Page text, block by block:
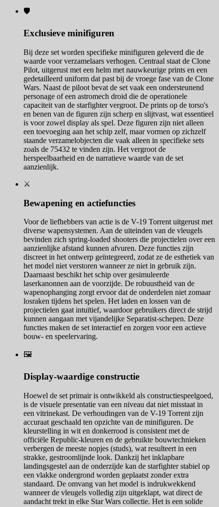
🛡️
Exclusieve minifiguren
Bij deze set worden specifieke minifiguren geleverd die de
waarde voor verzamelaars verhogen. Centraal staat de Clone
Pilot, uitgerust met een helm met nauwkeurige prints en een
gedetailleerd uniform dat past bij de vroege fase van de Clone
Wars. Naast de piloot bevat de set vaak een ondersteunend
personage of een astromech droid die de operationele
capaciteit van de starfighter vergroot. De prints op de torso's
en benen van de figuren zijn scherp en slijtvast, wat essentieel
is voor zowel display als spel. Deze figuren zijn niet alleen
een toevoeging aan het schip zelf, maar vormen op zichzelf
staande verzamelobjecten die vaak alleen in specifieke sets
zoals de 75432 te vinden zijn. Het vergroot de
herspeelbaarheid en de narratieve waarde van de set
aanzienlijk.
⚔️
Bewapening en actiefuncties
Voor de liefhebbers van actie is de V-19 Torrent uitgerust met
diverse wapensystemen. Aan de uiteinden van de vleugels
bevinden zich spring-loaded shooters die projectielen over een
aanzienlijke afstand kunnen afvuren. Deze functies zijn
discreet in het ontwerp geïntegreerd, zodat ze de esthetiek van
het model niet verstoren wanneer ze niet in gebruik zijn.
Daarnaast beschikt het schip over gesimuleerde
laserkanonnen aan de voorzijde. De robuustheid van de
wapenophanging zorgt ervoor dat de onderdelen niet zomaar
losraken tijdens het spelen. Het laden en lossen van de
projectielen gaat intuïtief, waardoor gebruikers direct de strijd
kunnen aangaan met vijandelijke Separatist-schepen. Deze
functies maken de set interactief en zorgen voor een actieve
bouw- en speelervaring.
🖼️
Display-waardige constructie
Hoewel de set primair is ontwikkeld als constructiespeelgoed,
is de visuele presentatie van een niveau dat niet misstaat in
een vitrinekast. De verhoudingen van de V-19 Torrent zijn
accuraat geschaald ten opzichte van de minifiguren. De
kleurstelling in wit en donkerrood is consistent met de
officiële Republic-kleuren en de gebruikte bouwtechnieken
verbergen de meeste nopjes (studs), wat resulteert in een
strakke, gestroomlijnde look. Dankzij het inklapbare
landingsgestel aan de onderzijde kan de starfighter stabiel op
een vlakke ondergrond worden geplaatst zonder extra
standaard. De omvang van het model is indrukwekkend
wanneer de vleugels volledig zijn uitgeklapt, wat direct de
aandacht trekt in elke Star Wars collectie. Het is een solide